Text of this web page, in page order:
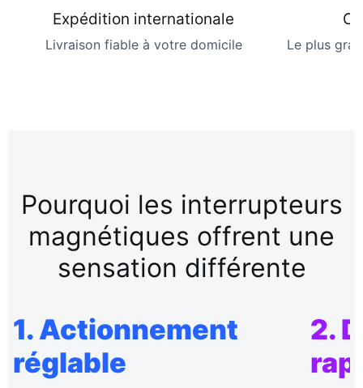
Expédition internationale
Livraison fiable à votre domicile Le plus
Pourquoi les interrupteurs
magnétiques offrent une
sensation différente
1. Actionnement
réglable
2.